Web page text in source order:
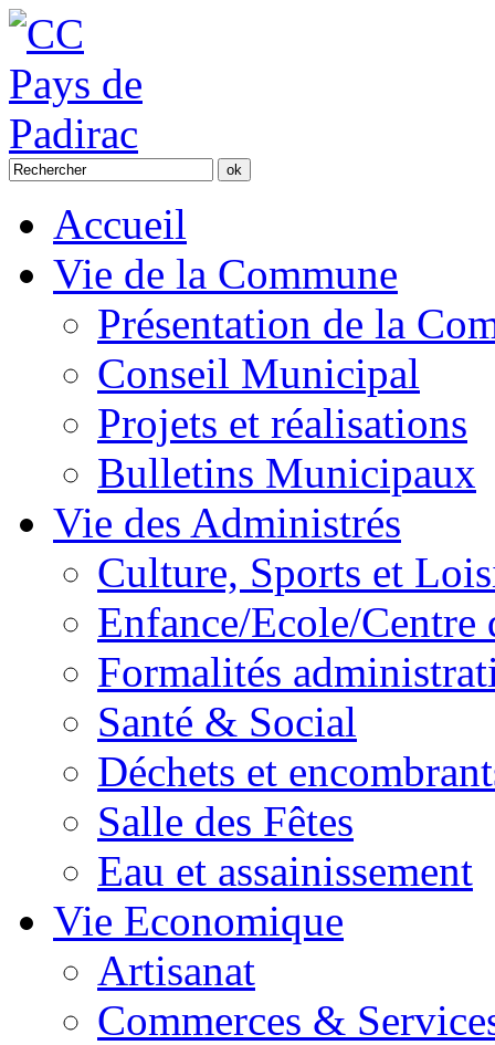
Accueil
Vie de la Commune
Présentation de la
Conseil Municipal
Projets et réalisations
Bulletins Municipaux
Vie des Administrés
Culture, Sports et
Enfance/Ecole/Centre
Formalités
Santé & Social
Déchets et
Salle des Fêtes
Eau et assainissement
Vie Economique
Artisanat
Commerces &